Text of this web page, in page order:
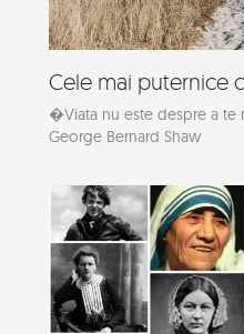
Cele mai puternice
�Viata nu este despre a te
George Bernard Shaw